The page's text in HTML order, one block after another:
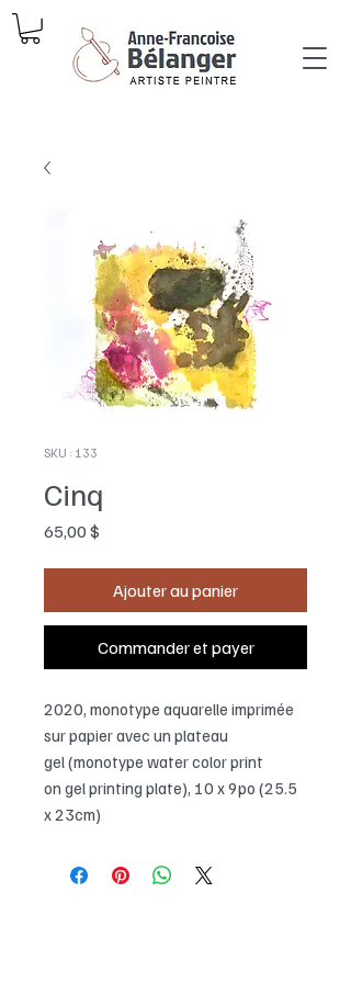
SKU : 133
Cinq
65,00 $
Ajouter au panier
Commander et payer
2020, monotype aquarelle imprimée
sur papier avec un plateau
gel (monotype water color print
on gel printing plate), 10 x 9po (25.5
x 23cm)